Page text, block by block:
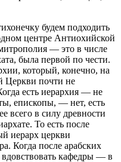
будем подходить
центре Антиохийской
— это в числе
была первой по чести.
который, конечно, на
Церкви почти не
есть иерархия — не
епископы, — нет, есть
всего в силу древности
То есть после
иерарх церкви
Когда после арабских
вдовствовать кафедры — в